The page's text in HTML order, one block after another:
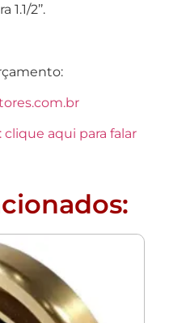
2’’.
clique aqui para falar